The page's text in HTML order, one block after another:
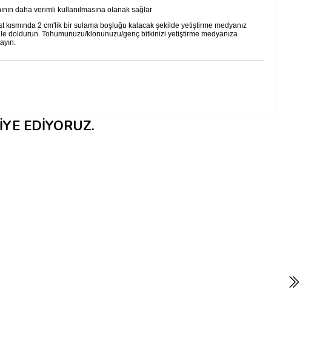
daha verimli kullanılmasına olanak sağlar
kısmında 2 cm'lik bir sulama boşluğu kalacak şekilde yetiştirme medyanız
ile doldurun. Tohumunuzu/klonunuzu/genç bitkinizi yetiştirme medyanıza
EDIYORUZ.